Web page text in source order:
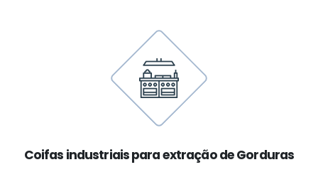
Coifas industriais para extração de Gorduras